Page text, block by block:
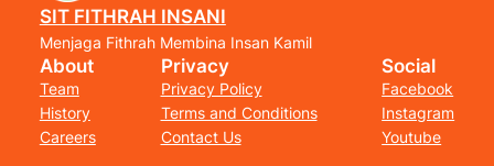
SIT FITHRAH INSANI
Menjaga Fithrah Membina Insan Kamil
About
Team
History
Careers
Privacy
Privacy Policy
Terms and Conditions
Contact Us
Social
Facebook
Instagram
Youtube